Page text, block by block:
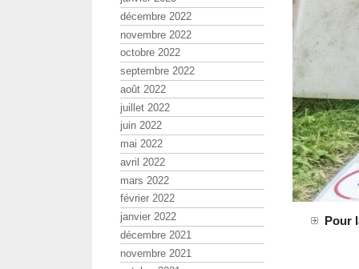
Pour
décembre 2022
novembre 2022
octobre 2022
septembre 2022
août 2022
juillet 2022
juin 2022
mai 2022
avril 2022
mars 2022
février 2022
janvier 2022
décembre 2021
novembre 2021